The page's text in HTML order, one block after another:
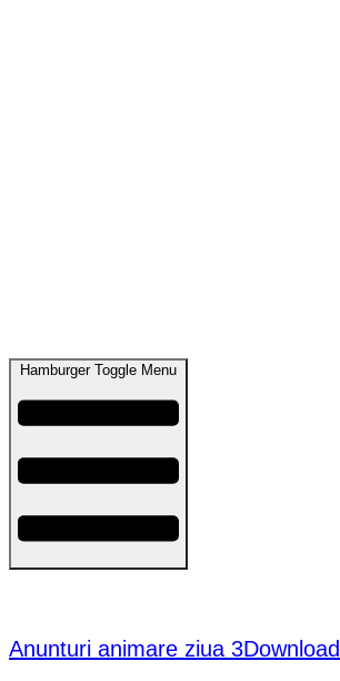
Hamburger Toggle Menu
Anunturi animare ziua 3Download